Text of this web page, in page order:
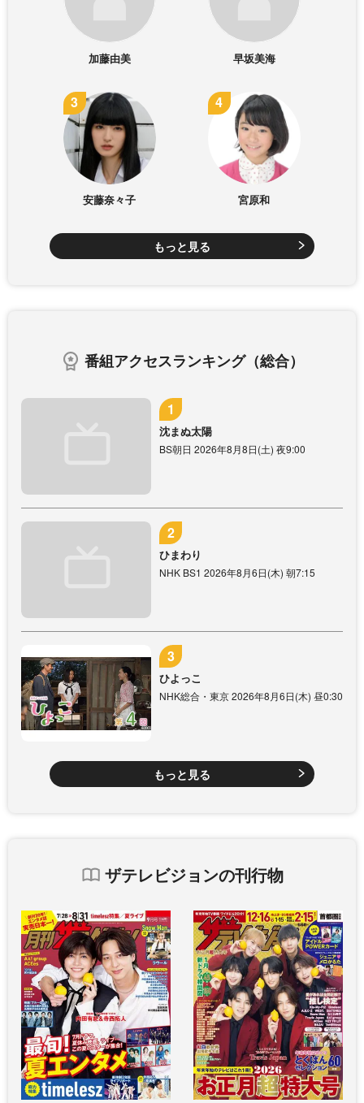
加藤由美 早坂美海
安藤奈々子 宮原和
もっと見る
番組アクセスランキング（総合）
沈まぬ太陽
BS朝日 2026年8月8日(土) 夜9:00
ひまわり
NHK BS1 2026年8月6日(木) 朝7:15
ひよっこ
NHK総合・東京 2026年8月6日(木) 昼0:30
もっと見る
ザテレビジョンの刊行物